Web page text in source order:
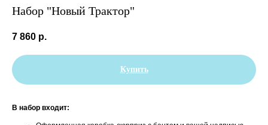
Набор "Новый Трактор"
7 860 р.
Купить
В набор входит: